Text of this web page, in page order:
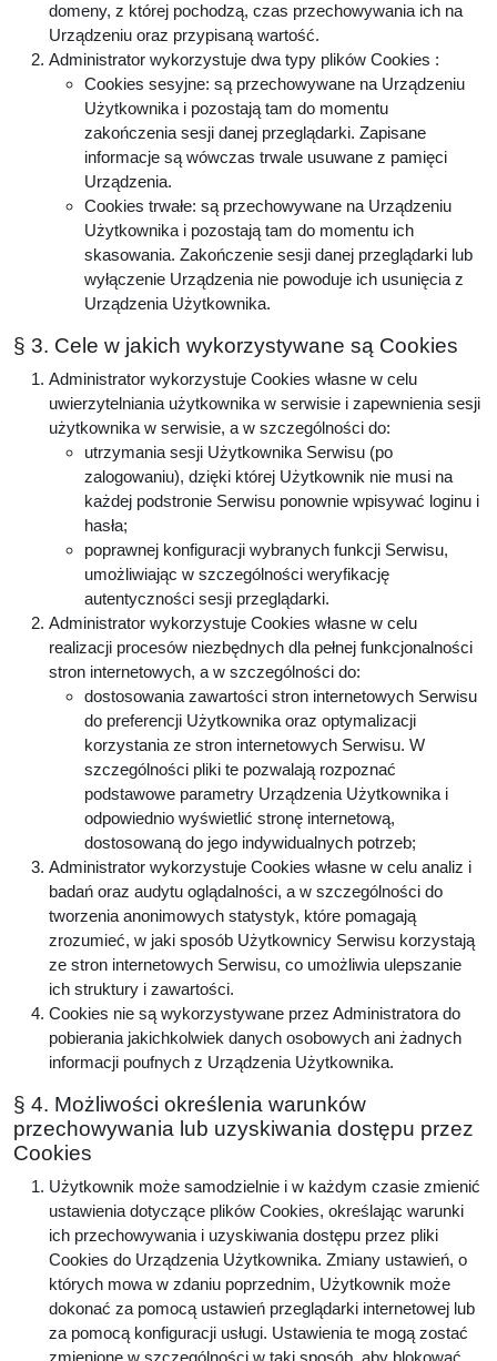
domeny, z której pochodzą, czas przechowywania ich na
Urządzeniu oraz przypisaną wartość.
Administrator wykorzystuje dwa typy plików Cookies :
Cookies sesyjne: są przechowywane na Urządzeniu
Użytkownika i pozostają tam do momentu
zakończenia sesji danej przeglądarki. Zapisane
informacje są wówczas trwale usuwane z pamięci
Urządzenia.
Cookies trwałe: są przechowywane na Urządzeniu
Użytkownika i pozostają tam do momentu ich
skasowania. Zakończenie sesji danej przeglądarki lub
wyłączenie Urządzenia nie powoduje ich usunięcia z
Urządzenia Użytkownika.
§ 3. Cele w jakich wykorzystywane są Cookies
Administrator wykorzystuje Cookies własne w celu
uwierzytelniania użytkownika w serwisie i zapewnienia sesji
użytkownika w serwisie, a w szczególności do:
utrzymania sesji Użytkownika Serwisu (po
zalogowaniu), dzięki której Użytkownik nie musi na
każdej podstronie Serwisu ponownie wpisywać loginu i
hasła;
poprawnej konfiguracji wybranych funkcji Serwisu,
umożliwiając w szczególności weryfikację
autentyczności sesji przeglądarki.
Administrator wykorzystuje Cookies własne w celu
realizacji procesów niezbędnych dla pełnej funkcjonalności
stron internetowych, a w szczególności do:
dostosowania zawartości stron internetowych Serwisu
do preferencji Użytkownika oraz optymalizacji
korzystania ze stron internetowych Serwisu. W
szczególności pliki te pozwalają rozpoznać
podstawowe parametry Urządzenia Użytkownika i
odpowiednio wyświetlić stronę internetową,
dostosowaną do jego indywidualnych potrzeb;
Administrator wykorzystuje Cookies własne w celu analiz i
badań oraz audytu oglądalności, a w szczególności do
tworzenia anonimowych statystyk, które pomagają
zrozumieć, w jaki sposób Użytkownicy Serwisu korzystają
ze stron internetowych Serwisu, co umożliwia ulepszanie
ich struktury i zawartości.
Cookies nie są wykorzystywane przez Administratora do
pobierania jakichkolwiek danych osobowych ani żadnych
informacji poufnych z Urządzenia Użytkownika.
§ 4. Możliwości określenia warunków
przechowywania lub uzyskiwania dostępu przez
Cookies
Użytkownik może samodzielnie i w każdym czasie zmienić
ustawienia dotyczące plików Cookies, określając warunki
ich przechowywania i uzyskiwania dostępu przez pliki
Cookies do Urządzenia Użytkownika. Zmiany ustawień, o
których mowa w zdaniu poprzednim, Użytkownik może
dokonać za pomocą ustawień przeglądarki internetowej lub
za pomocą konfiguracji usługi. Ustawienia te mogą zostać
zmienione w szczególności w taki sposób, aby blokować